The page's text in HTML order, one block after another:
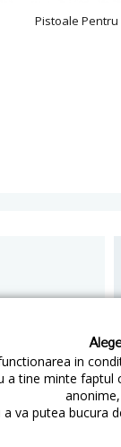
in
a tine minte
a va putea bucura
Pistoale Pentru
Cum platesc